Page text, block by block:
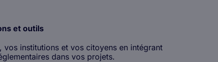
et outils
institutions et vos citoyens en intégrant
​dans vos projets.